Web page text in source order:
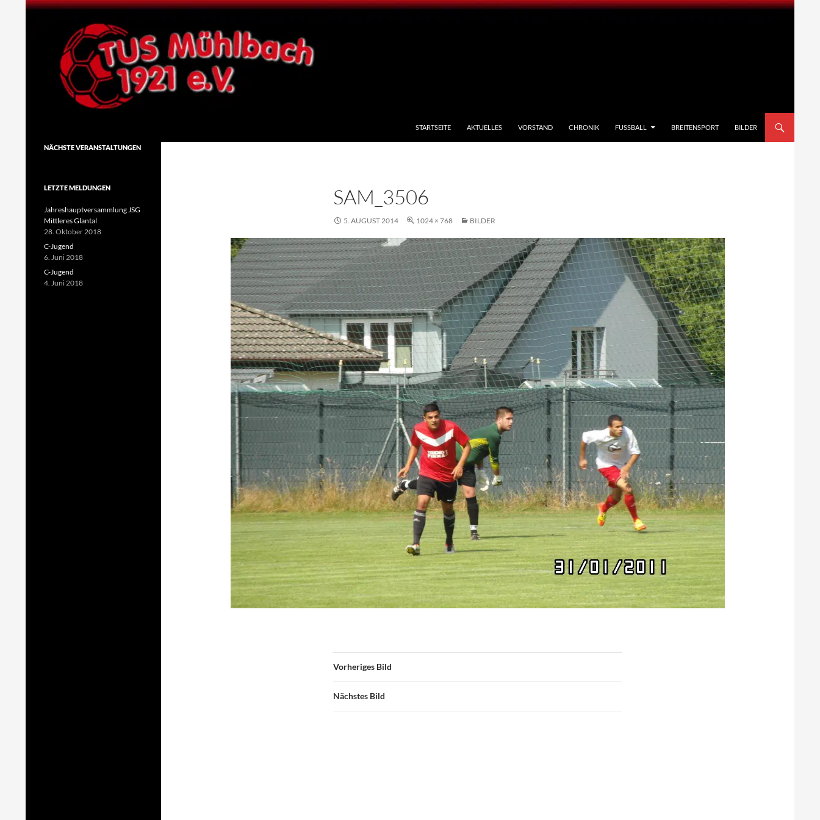
STARTSEITE AKTUELLES VORSTAND CHRONIK FUSSBALL BREITENSPORT BILDER
SAM_3506
5. AUGUST 2014 1024 × 768 BILDER
Vorheriges Bild
Nächstes Bild
NÄCHSTE VERANSTALTUNGEN
LETZTE MELDUNGEN
Jahreshauptversammlung JSG
Mittleres Glantal
28. Oktober 2018
C-Jugend
6. Juni 2018
C-Jugend
4. Juni 2018